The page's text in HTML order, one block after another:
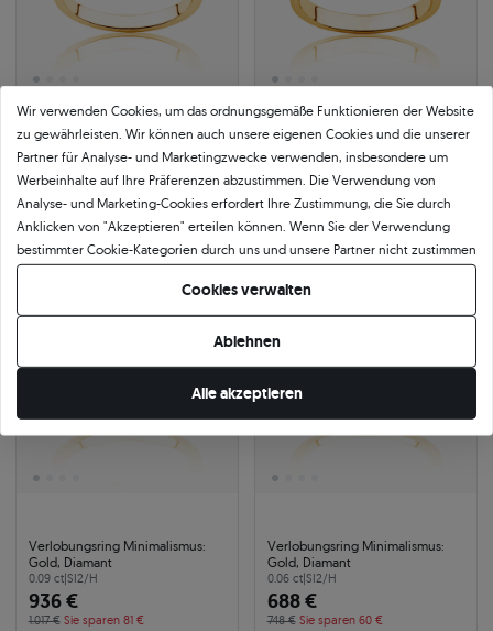
Verlobungsring Minimalismus:
Gold, Diamant
0.30 ct|SI2/H
2.162 €
2.350 € Sie sparen 188 €
Verlobungsring Minimalismus:
Gold, Diamant
0.30 ct SI2/H
2.432 €
2.644 € Sie sparen 212 €
Verlobungsring Minimalismus:
Gold, Diamant
0.09 ct|SI2/H
936 €
1.017 € Sie sparen 81 €
-8%
Verlobungsring Minimalismus:
Gold, Diamant
0.06 ct|SI2/H
688 €
748 € Sie sparen 60 €
Wir verwenden Cookies, um das ordnungsgemäße Funktionieren der Website
zu gewährleisten. Wir können auch unsere eigenen Cookies und die unserer
Partner für Analyse- und Marketingzwecke verwenden, insbesondere um
Werbeinhalte auf Ihre Präferenzen abzustimmen. Die Verwendung von
Analyse- und Marketing-Cookies erfordert Ihre Zustimmung, die Sie durch
Anklicken von "Akzeptieren" erteilen können. Wenn Sie der Verwendung
bestimmter Cookie-Kategorien durch uns und unsere Partner nicht zustimmen
möchten, klicken Sie auf "Lassen Sie mich wählen" und bestimmen Sie Ihre
Präferenzen. Sie können Ihre Zustimmung jederzeit widerrufen, indem Sie
Ihre Cookie-Einstellungen ändern.
Cookies verwalten
Ablehnen
Alle akzeptieren